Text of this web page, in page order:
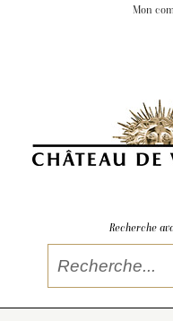
Mon
Recherche